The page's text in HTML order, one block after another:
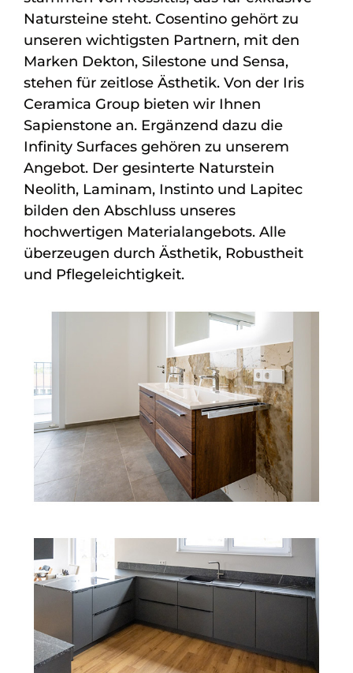
Natursteine steht. Cosentino gehört zu
unseren wichtigsten Partnern, mit den
Marken Dekton, Silestone und Sensa,
stehen für zeitlose Ästhetik. Von der Iris
Ceramica Group bieten wir Ihnen
Sapienstone an. Ergänzend dazu die
Infinity Surfaces gehören zu unserem
Angebot. Der gesinterte Naturstein
Neolith, Laminam, Instinto und Lapitec
bilden den Abschluss unseres
hochwertigen Materialangebots. Alle
überzeugen durch Ästhetik, Robustheit
und Pflegeleichtigkeit.